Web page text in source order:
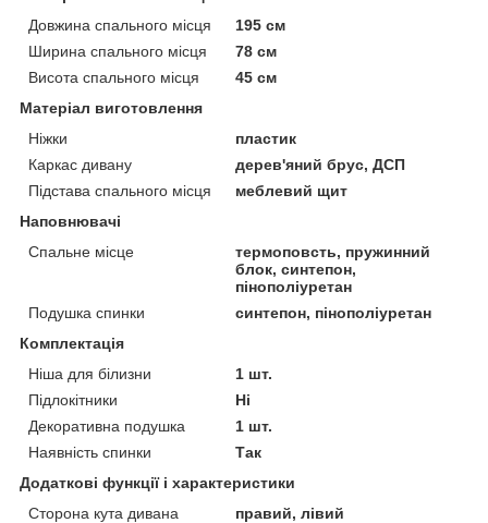
Довжина спального місця
195 см
Ширина спального місця
78 см
Висота спального місця
45 см
Матеріал виготовлення
Ніжки
пластик
Каркас дивану
дерев'яний брус, ДСП
Підстава спального місця
меблевий щит
Наповнювачі
Спальне місце
термоповсть, пружинний
блок, синтепон,
пінополіуретан
Подушка спинки
синтепон, пінополіуретан
Комплектація
Ніша для білизни
1 шт.
Підлокітники
Ні
Декоративна подушка
1 шт.
Наявність спинки
Так
Додаткові функції і характеристики
Сторона кута дивана
правий, лівий